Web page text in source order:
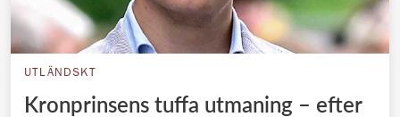
UTLÄNDSKT
Kronprinsens tuffa utmaning – efter